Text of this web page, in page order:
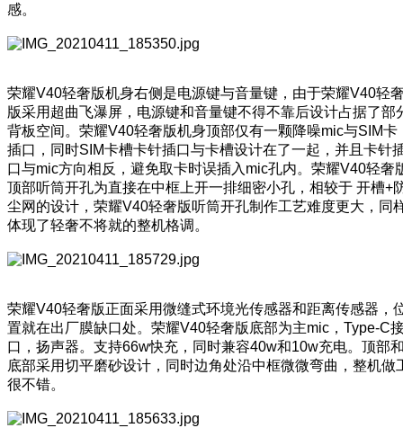
感。
荣耀V40轻奢版机身右侧是电源键与音量键，由于荣耀V40轻
版采用超曲飞瀑屏，电源键和音量键不得不靠后设计占据了部
背板空间。荣耀V40轻奢版机身顶部仅有一颗降噪mic与SIM卡
插口，同时SIM卡槽卡针插口与卡槽设计在了一起，并且卡针
口与mic方向相反，避免取卡时误插入mic孔内。荣耀V40轻奢
顶部听筒开孔为直接在中框上开一排细密小孔，相较于 开槽+
尘网的设计，荣耀V40轻奢版听筒开孔制作工艺难度更大，同
体现了轻奢不将就的整机格调。
荣耀V40轻奢版正面采用微缝式环境光传感器和距离传感器，
置就在出厂膜缺口处。荣耀V40轻奢版底部为主mic，Type-C
口，扬声器。支持66w快充，同时兼容40w和10w充电。顶部
底部采用切平磨砂设计，同时边角处沿中框微微弯曲，整机做
很不错。